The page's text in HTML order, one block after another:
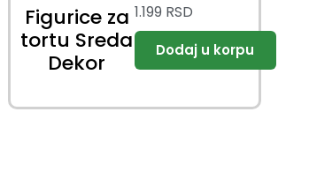
Figurice za
tortu Sreda
Dekor
1.199 RSD